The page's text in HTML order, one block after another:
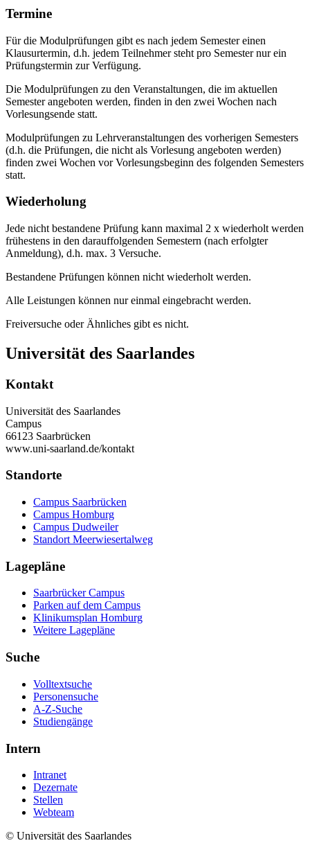
Termine
Für die Modulprüfungen gibt es nach jedem Semester einen
Klausurtermin, d.h. jedem Teilnehmer steht pro Semester nur ein
Prüfungstermin zur Verfügung.
Die Modulprüfungen zu den Veranstaltungen, die im aktuellen
Semester angeboten werden, finden in den zwei Wochen nach
Vorlesungsende statt.
Modulprüfungen zu Lehrveranstaltungen des vorherigen Semesters
(d.h. die Prüfungen, die nicht als Vorlesung angeboten werden)
finden zwei Wochen vor Vorlesungsbeginn des folgenden Semesters
statt.
Wiederholung
Jede nicht bestandene Prüfung kann maximal 2 x wiederholt werden
frühestens in den darauffolgenden Semestern (nach erfolgter
Anmeldung), d.h. max. 3 Versuche.
Bestandene Prüfungen können nicht wiederholt werden.
Alle Leistungen können nur einmal eingebracht werden.
Freiversuche oder Ähnliches gibt es nicht.
Universität des Saarlandes
Kontakt
Universität des Saarlandes
Campus
66123 Saarbrücken
www.uni-saarland.de/kontakt
Standorte
Campus Saarbrücken
Campus Homburg
Campus Dudweiler
Standort Meerwiesertalweg
Lagepläne
Saarbrücker Campus
Parken auf dem Campus
Klinikumsplan Homburg
Weitere Lagepläne
Suche
Volltextsuche
Personensuche
A-Z-Suche
Studiengänge
Intern
Intranet
Dezernate
Stellen
Webteam
© Universität des Saarlandes